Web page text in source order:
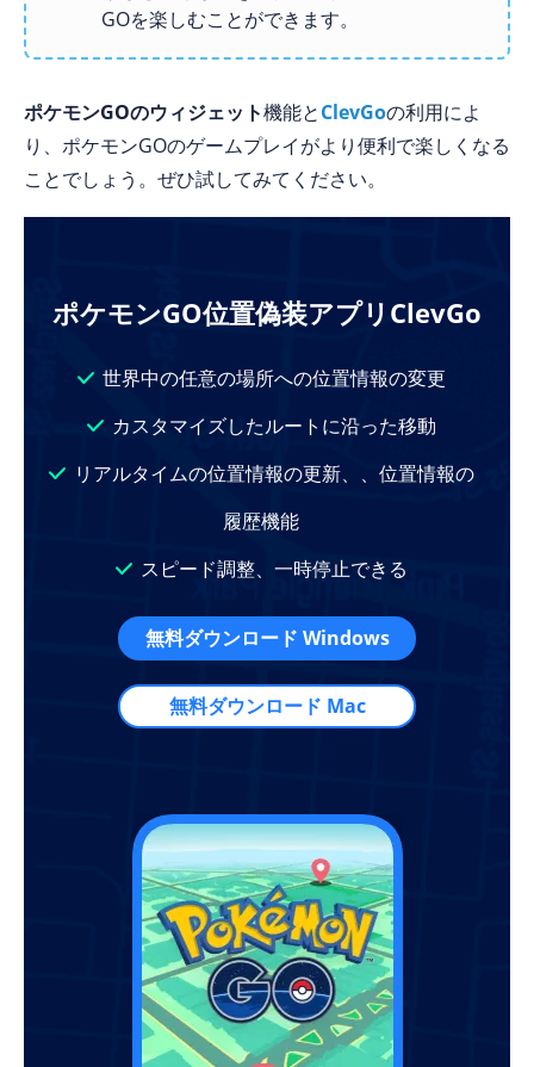
GOを楽しむことができます。
ポケモンGOのウィジェット機能とClevGoの利用によ
り、ポケモンGOのゲームプレイがより便利で楽しくなる
ことでしょう。ぜひ試してみてください。
ポケモンGO位置偽装アプリClevGo
世界中の任意の場所への位置情報の変更
カスタマイズしたルートに沿った移動
リアルタイムの位置情報の更新、、位置情報の
履歴機能
スピード調整、一時停止できる
無料ダウンロード Windows
無料ダウンロード Mac